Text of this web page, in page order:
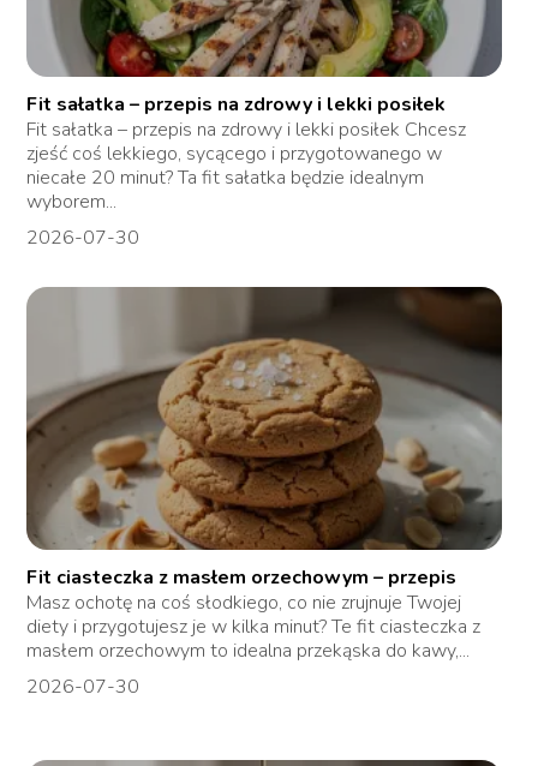
Fit sałatka – przepis na zdrowy i lekki posiłek
Fit sałatka – przepis na zdrowy i lekki posiłek Chcesz
zjeść coś lekkiego, sycącego i przygotowanego w
niecałe 20 minut? Ta fit sałatka będzie idealnym
wyborem...
2026-07-30
Fit ciasteczka z masłem orzechowym – przepis
Masz ochotę na coś słodkiego, co nie zrujnuje Twojej
diety i przygotujesz je w kilka minut? Te fit ciasteczka z
masłem orzechowym to idealna przekąska do kawy,...
2026-07-30